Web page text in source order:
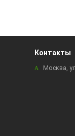
Контакты
Москва,